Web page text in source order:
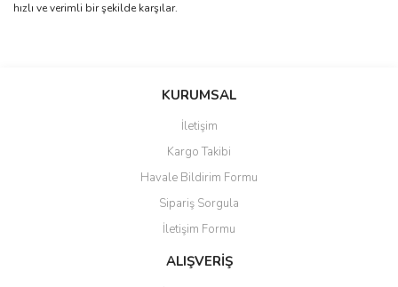
hızlı ve verimli bir şekilde karşılar.
Bu ürüne ilk yorumu siz yapın!
Ürün resmi kalitesiz, bozuk veya görüntülenemiyor.
Ürün açıklamasında eksik bilgiler bulunuyor.
Ürün bilgilerinde hatalar bulunuyor.
Ürün fiyatı diğer sitelerden daha pahalı.
Bu ürüne benzer farklı alternatifler olmalı.
KURUMSAL
İletişim
Kargo Takibi
Havale Bildirim Formu
Sipariş Sorgula
İletişim Formu
ALIŞVERİŞ